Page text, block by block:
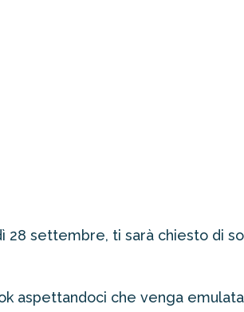
28 settembre, ti sarà chiesto di
aspettandoci che venga